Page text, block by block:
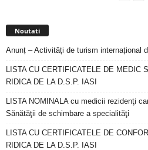
Noutati
Anunț – Activități de turism internațional
LISTA CU CERTIFICATELE DE MEDIC
RIDICA DE LA D.S.P. IASI
LISTA NOMINALA cu medicii rezidenţi
Sănătăţii de schimbare a specialităţi
LISTA CU CERTIFICATELE DE
RIDICA DE LA D.S.P. IASI